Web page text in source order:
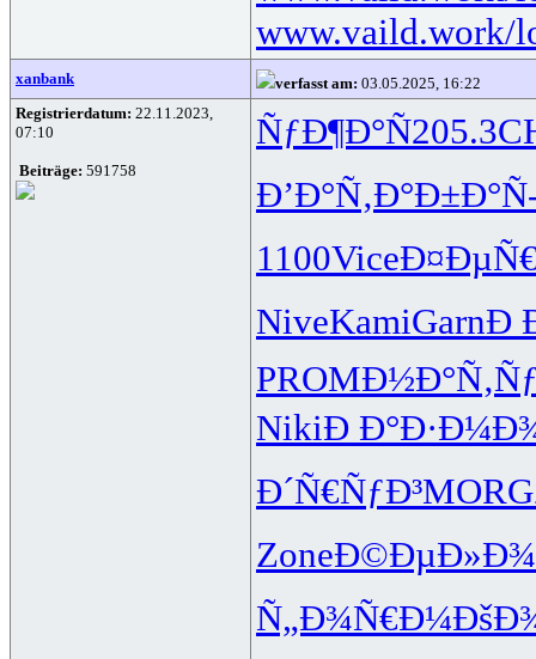
www.vaild.work/
xanbank verfasst am: 03.05.2025, 16:22
Registrierdatum: 22.11.2023,
07:10
Beiträge: 591758
ÑƒÐ¶Ð°Ñ205.3
Ð’Ð°Ñ‚Ð°
1100Vice
NiveKamiGarnÐ
PROM
NikiÐ Ð°Ð·Ð¼
Ð´Ñ€ÑƒÐ³MORG
ZoneÐ©ÐµÐ»Ð¾
Ñ„Ð¾Ñ€Ð¼